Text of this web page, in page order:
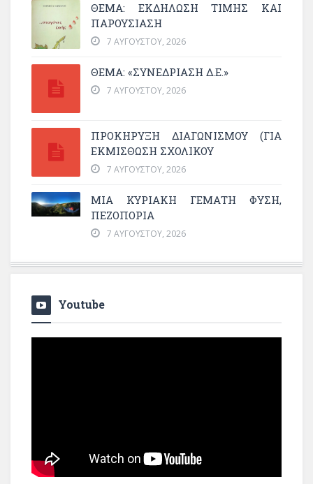
ΘΈΜΑ: ΕΚΔΉΛΩΣΗ ΤΙΜΉΣ ΚΑΙ
ΠΑΡΟΥΣΊΑΣΗ
7 ΑΥΓΟΎΣΤΟΥ, 2026
ΘΕΜΑ: «ΣΥΝΕΔΡΊΑΣΗ Δ.Ε.»
7 ΑΥΓΟΎΣΤΟΥ, 2026
ΠΡΟΚΗΡΥΞΗ ΔΙΑΓΩΝΙΣΜΟΥ (ΓΙΑ
ΕΚΜΊΣΘΩΣΗ ΣΧΟΛΙΚΟΎ
7 ΑΥΓΟΎΣΤΟΥ, 2026
ΜΙΑ ΚΥΡΙΑΚΉ ΓΕΜΆΤΗ ΦΎΣΗ,
ΠΕΖΟΠΟΡΊΑ
7 ΑΥΓΟΎΣΤΟΥ, 2026
Youtube